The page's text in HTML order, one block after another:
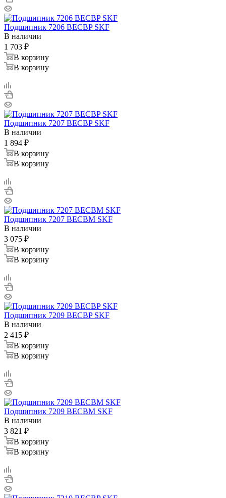
Подшипник 7206 BECBP SKF
В наличии
1 703 ₽
В корзину
В корзину
Подшипник 7207 BECBP SKF
В наличии
1 894 ₽
В корзину
В корзину
Подшипник 7207 BECBM SKF
В наличии
3 075 ₽
В корзину
В корзину
Подшипник 7209 BECBP SKF
В наличии
2 415 ₽
В корзину
В корзину
Подшипник 7209 BECBM SKF
В наличии
3 821 ₽
В корзину
В корзину